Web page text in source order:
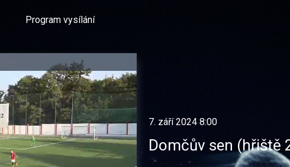
Program vysílání
7. září 2024 8:00
Domčův sen (hřiště